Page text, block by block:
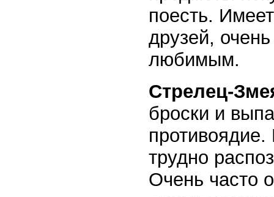
поесть.
друзей,
любимым.
Стрелец-
броски и
противоядие.
трудно
Очень часто